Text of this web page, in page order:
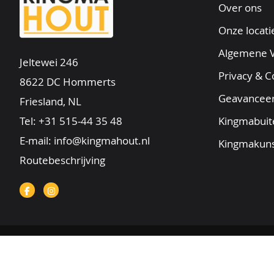
Jeltewei 246
8622 DC Hommerts
Friesland, NL
Tel: +31 515-44 35 48
E-mail: info@kingmahout.nl
Routebeschrijving
Over ons
Onze
Algemene
Privacy &